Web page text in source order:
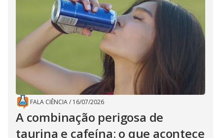
FALA CIÊNCIA/ 16/07/2026
A combinação perigosa de
taurina e cafeína: o que acontece